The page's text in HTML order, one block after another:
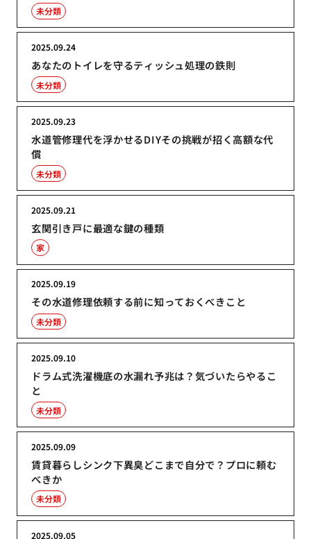
未分類
あなたのトイレを守るティッシュ処理の鉄則
2025.09.24
未分類
水道管修理代を浮かせるDIYその挑戦が招く高額な代
償
2025.09.23
未分類
玄関引き戸に最適な鍵の種類
2025.09.21
家
その水道修理依頼する前に知っておくべきこと
2025.09.19
未分類
ドラム式洗濯機底の水漏れ予兆は？気づいたらやるこ
と
2025.09.10
未分類
賃貸暮らしシンク下異臭どこまで自分で？プロに頼む
べきか
2025.09.09
未分類
2025.09.05